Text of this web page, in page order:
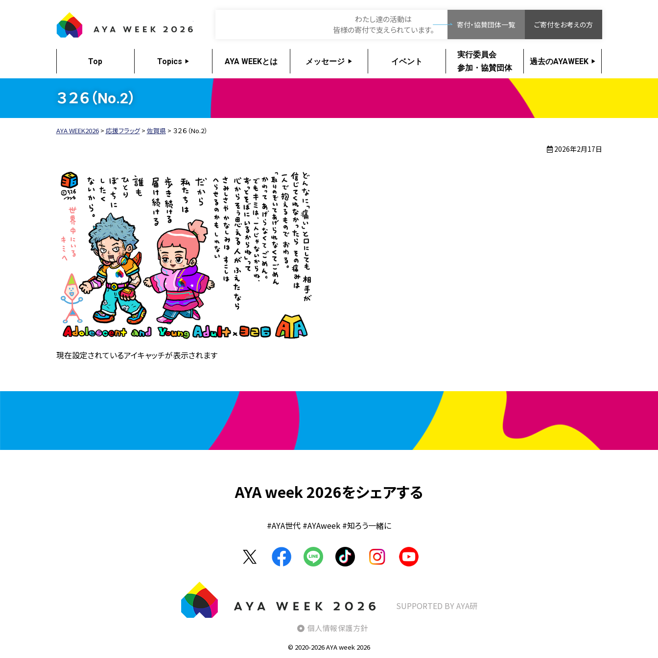
わたし達の活動は
皆様の寄付で支えられています。
寄付・協賛団体一覧 ご寄付をお考えの方
Top Topics AYA WEEKとは メッセージ イベント
実行委員会
参加・協賛団体
過去のAYAWEEK
３２６（No.2）
AYA WEEK2026> 応援フラッグ> 佐賀県> ３２６（No.2）
2026年2月17日
現在設定されているアイキャッチが表示されます
AYA week 2026をシェアする
#AYA世代 #AYAweek #知ろう一緒に
SUPPORTED BY AYA研
個人情報保護方針
© 2020-2026 AYA week 2026